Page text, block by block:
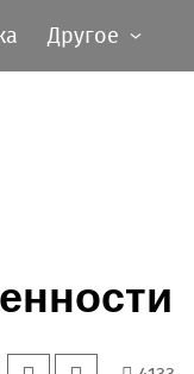
Другое